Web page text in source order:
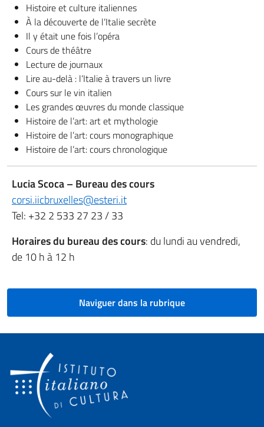
Histoire et culture italiennes
À la découverte de l’Italie secrète
Il y était une fois l’opéra
Cours de théâtre
Lecture de journaux
Lire au-delà : l’Italie à travers un livre
Cours sur le vin italien
Les grandes œuvres du monde classique
Histoire de l’art: art et mythologie
Histoire de l’art: cours monographique
Histoire de l’art: cours chronologique
Lucia Scoca – Bureau des cours
corsi.iicbruxelles@esteri.it
Tel: +32 2 533 27 23 / 33
Horaires du bureau des cours: du lundi au vendredi,
de 10 h à 12 h
Naviguer dans la rubrique